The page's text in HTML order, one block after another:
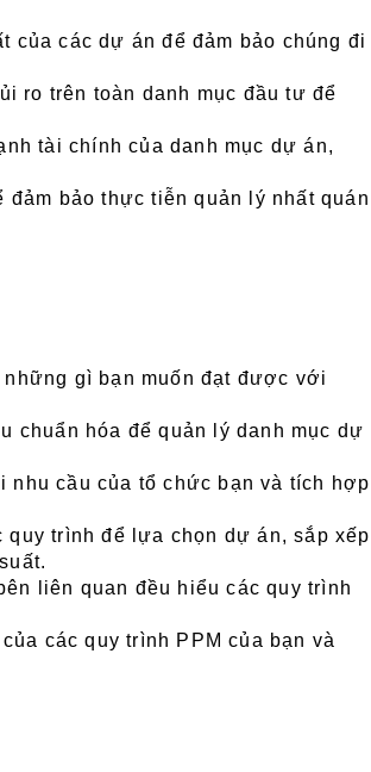
của các dự án để đảm bảo chúng đi
ro trên toàn danh mục đầu tư để
tài chính của danh mục dự án,
bảo thực tiễn quản lý nhất quán
gì bạn muốn đạt được với
chuẩn hóa để quản lý danh mục dự
nhu cầu của tổ chức bạn và tích hợp
trình để lựa chọn dự án, sắp xếp
liên quan đều hiểu các quy trình
các quy trình PPM của bạn và